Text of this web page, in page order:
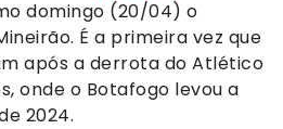
domingo (20/04) o
É a primeira vez que
após a derrota do Atlético
onde o Botafogo levou a
2024.